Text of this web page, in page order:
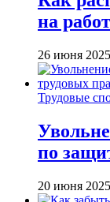
на
26 июня 2025
Трудовые
по
20 июня 2025